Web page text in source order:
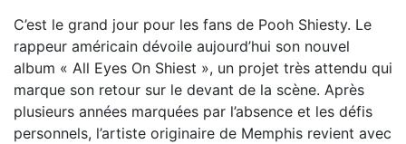
C’est le grand jour pour les fans de Pooh Shiesty. Le
rappeur américain dévoile aujourd’hui son nouvel
album « All Eyes On Shiest », un projet très attendu qui
marque son retour sur le devant de la scène. Après
plusieurs années marquées par l’absence et les défis
personnels, l’artiste originaire de Memphis revient avec